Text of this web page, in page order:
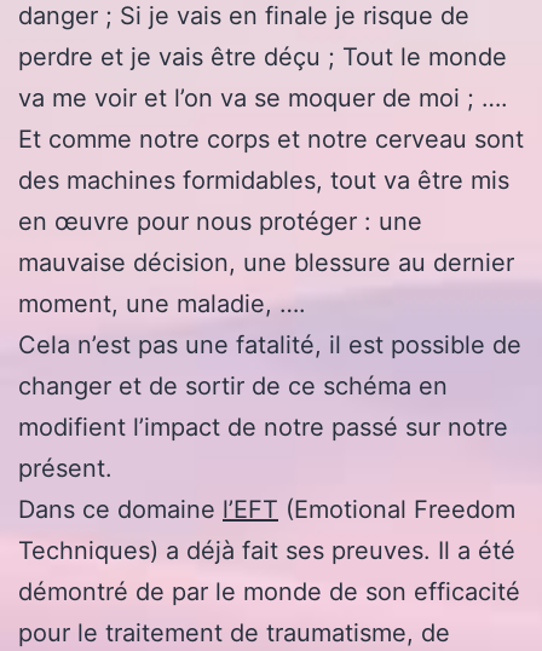
danger ; Si je vais en finale je risque de
perdre et je vais être déçu ; Tout le monde
va me voir et l’on va se moquer de moi ; ….
Et comme notre corps et notre cerveau sont
des machines formidables, tout va être mis
en œuvre pour nous protéger : une
mauvaise décision, une blessure au dernier
moment, une maladie, ….
Cela n’est pas une fatalité, il est possible de
changer et de sortir de ce schéma en
modifient l’impact de notre passé sur notre
présent.
Dans ce domaine l’EFT (Emotional Freedom
Techniques) a déjà fait ses preuves. Il a été
démontré de par le monde de son efficacité
pour le traitement de traumatisme, de